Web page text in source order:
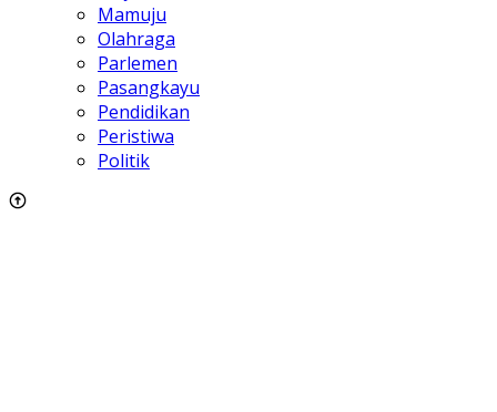
Mamuju
Olahraga
Parlemen
Pasangkayu
Pendidikan
Peristiwa
Politik